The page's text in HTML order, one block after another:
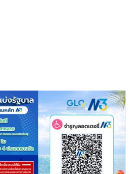
Healthy
school)
เสริม
ความ
เยาวชน
จัดการ
สิ่ง